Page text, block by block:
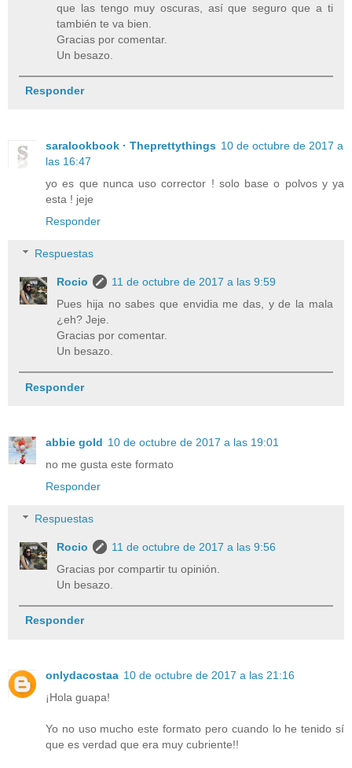
que las tengo muy oscuras, así que seguro que a ti
también te va bien.
Gracias por comentar.
Un besazo.
Responder
saralookbook · Theprettythings 10 de octubre de 2017 a
las 16:47
yo es que nunca uso corrector ! solo base o polvos y ya
esta ! jeje
Responder
Respuestas
Rocio
11 de octubre de 2017 a las 9:59
Pues hija no sabes que envidia me das, y de la mala
¿eh? Jeje.
Gracias por comentar.
Un besazo.
Responder
abbie gold 10 de octubre de 2017 a las 19:01
no me gusta este formato
Responder
Respuestas
Rocio
11 de octubre de 2017 a las 9:56
Gracias por compartir tu opinión.
Un besazo.
Responder
onlydacostaa 10 de octubre de 2017 a las 21:16
¡Hola guapa!
Yo no uso mucho este formato pero cuando lo he tenido sí
que es verdad que era muy cubriente!!